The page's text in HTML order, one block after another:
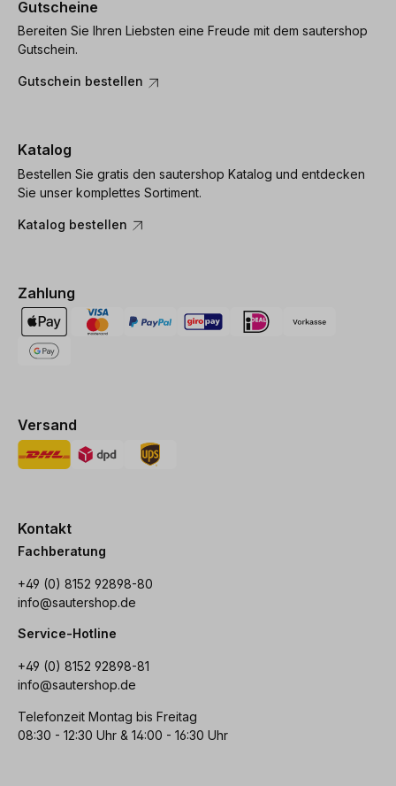
Gutscheine
Bereiten Sie Ihren Liebsten eine Freude mit dem sautershop
Gutschein.
Gutschein bestellen
Katalog
Bestellen Sie gratis den sautershop Katalog und entdecken
Sie unser komplettes Sortiment.
Katalog bestellen
Zahlung
Versand
Kontakt
Fachberatung
+49 (0) 8152 92898-80
info@sautershop.de
Service-Hotline
+49 (0) 8152 92898-81
info@sautershop.de
Telefonzeit Montag bis Freitag
08:30 - 12:30 Uhr & 14:00 - 16:30 Uhr